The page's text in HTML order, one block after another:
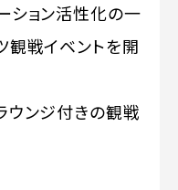
ション活性化の一
観戦イベントを開
ウンジ付きの観戦